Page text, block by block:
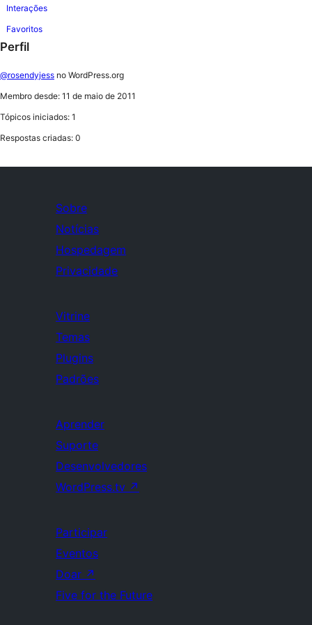
Interações
Favoritos
Perfil
@rosendyjess no WordPress.org
Membro desde: 11 de maio de 2011
Tópicos iniciados: 1
Respostas criadas: 0
Sobre
Notícias
Hospedagem
Privacidade
Vitrine
Temas
Plugins
Padrões
Aprender
Suporte
Desenvolvedores
WordPress.tv ↗
Participar
Eventos
Doar ↗
Five for the Future